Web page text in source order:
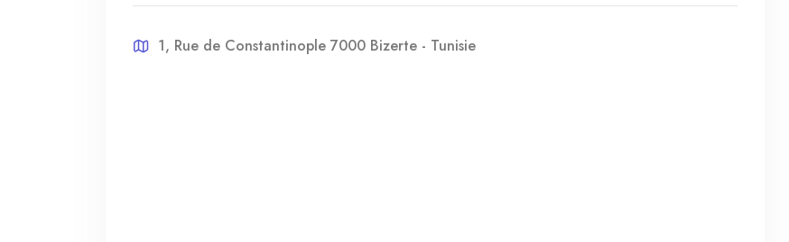
1, Rue de Constantinople 7000 Bizerte - Tunisie